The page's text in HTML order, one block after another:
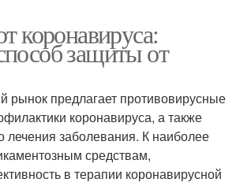
коронавируса:
защиты от
рынок предлагает противовирусные
коронавируса, а также
лечения заболевания. К наиболее
средствам,
в терапии коронавирусной